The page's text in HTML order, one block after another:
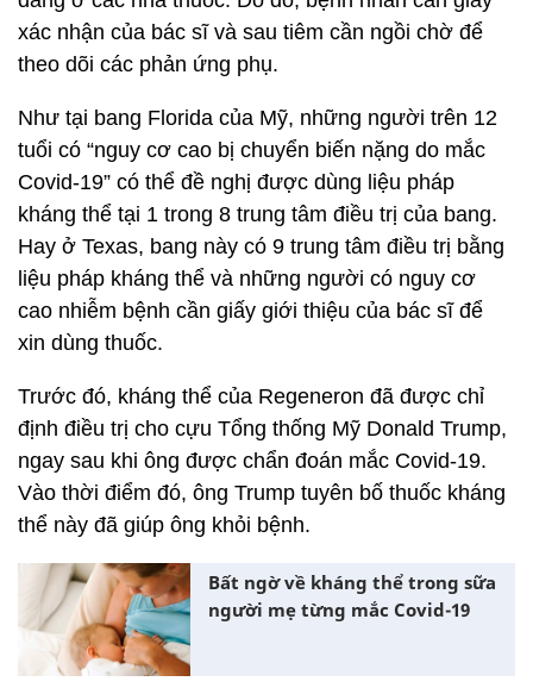
xác nhận của bác sĩ và sau tiêm cần ngồi chờ để
theo dõi các phản ứng phụ.
Như tại bang Florida của Mỹ, những người trên 12
tuổi có “nguy cơ cao bị chuyển biến nặng do mắc
Covid-19” có thể đề nghị được dùng liệu pháp
kháng thể tại 1 trong 8 trung tâm điều trị của bang.
Hay ở Texas, bang này có 9 trung tâm điều trị bằng
liệu pháp kháng thể và những người có nguy cơ
cao nhiễm bệnh cần giấy giới thiệu của bác sĩ để
xin dùng thuốc.
Trước đó, kháng thể của Regeneron đã được chỉ
định điều trị cho cựu Tổng thống Mỹ Donald Trump,
ngay sau khi ông được chẩn đoán mắc Covid-19.
Vào thời điểm đó, ông Trump tuyên bố thuốc kháng
thể này đã giúp ông khỏi bệnh.
Bất ngờ về kháng thể trong sữa
người mẹ từng mắc Covid-19